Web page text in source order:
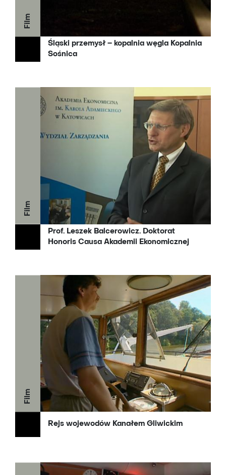
Film
Śląski przemysł – kopalnia węgla Kopalnia
Sośnica
Film
Prof. Leszek Balcerowicz. Doktorat
Honoris Causa Akademii Ekonomicznej
Film
Rejs wojewodów Kanałem Gliwickim